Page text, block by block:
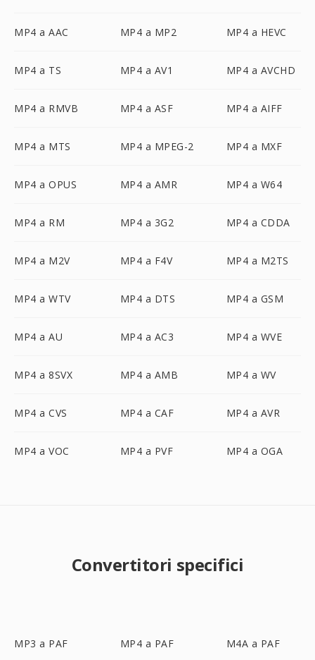
MP4 a AAC MP4 a MP2 MP4 a HEVC
MP4 a TS MP4 a AV1 MP4 a AVCHD
MP4 a RMVB MP4 a ASF MP4 a AIFF
MP4 a MTS MP4 a MPEG-2 MP4 a MXF
MP4 a OPUS MP4 a AMR MP4 a W64
MP4 a RM MP4 a 3G2 MP4 a CDDA
MP4 a M2V MP4 a F4V MP4 a M2TS
MP4 a WTV MP4 a DTS MP4 a GSM
MP4 a AU MP4 a AC3 MP4 a WVE
MP4 a 8SVX MP4 a AMB MP4 a WV
MP4 a CVS MP4 a CAF MP4 a AVR
MP4 a VOC MP4 a PVF MP4 a OGA
Convertitori specifici
MP3 a PAF MP4 a PAF M4A a PAF